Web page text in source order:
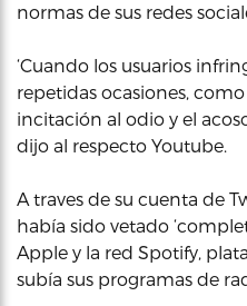
normas de sus redes
‘Cuando los usuarios
repetidas ocasiones,
incitación al odio y el
dijo al respecto Youtube.
A traves de su cuenta de
había sido vetado
Apple y la red Spotify,
subía sus programas de